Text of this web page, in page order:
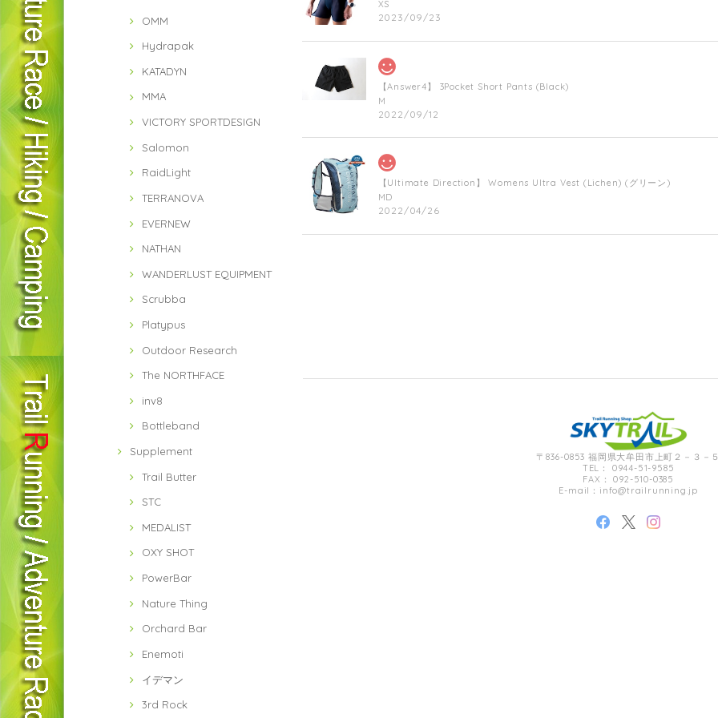
OMM
Hydrapak
KATADYN
MMA
VICTORY SPORTDESIGN
Salomon
RaidLight
TERRANOVA
EVERNEW
NATHAN
WANDERLUST EQUIPMENT
Scrubba
Platypus
Outdoor Research
The NORTHFACE
inv8
Bottleband
Supplement
Trail Butter
STC
MEDALIST
OXY SHOT
PowerBar
Nature Thing
Orchard Bar
Enemoti
イデマン
3rd Rock
XS
2023/09/23
【Answer4】 3Pocket Short Pants (Black)
M
2022/09/12
【Ultimate Direction】 Womens Ultra Vest (Lichen) (グリーン)
MD
2022/04/26
S
間違えた物が送られてきましたが、素早い対応で素晴らしかったです。
ミスしたにもかかわらず、とても暖かいお言葉に感謝いたします。 フェザーウ
〒836-0853 福岡県大牟田市上町２－３－
TEL： 0944-51-9585
FAX： 092-510-0385
E-mail： info@trailrunning.jp